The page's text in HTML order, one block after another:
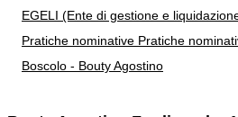
EGELI (Ente di gestione e
Pratiche nominative Pratiche
Boscolo - Bouty Agostino